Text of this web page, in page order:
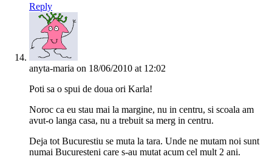
Reply
anyta-maria on 18/06/2010 at 12:02
Poti sa o spui de doua ori Karla!
Noroc ca eu stau mai la margine, nu in centru, si scoala am
avut-o langa casa, nu a trebuit sa merg in centru.
Deja tot Bucurestiu se muta la tara. Unde ne mutam noi sunt
numai Bucuresteni care s-au mutat acum cel mult 2 ani.